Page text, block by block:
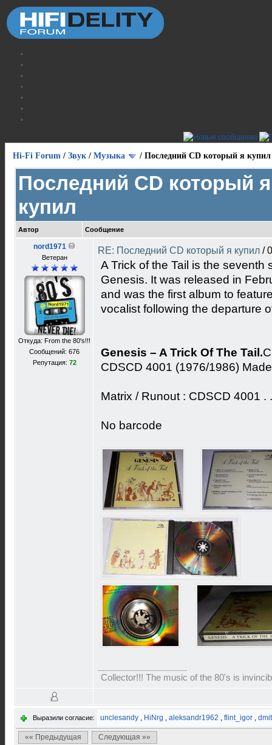
Hi-Fi Forum / Звук / Музыка / Последний CD который я купил
Последний CD который я
купил
Автор Сообщение
nord1971
Ветеран
Откуда: From the 80's!!!
Сообщений: 676
Репутация: 72
RE: Последний CD который я купил /
A Trick of the Tail is the
Genesis. It was released in
and was the first album to
vocalist following the departure
Genesis – A Trick Of The Tail.
CDSCD 4001 (1976/1986)
Matrix / Runout : CDSCD 4001
No barcode
Collector!!! The music of the 80's is
Выразили согласие: unclesandy , HiNrg , aleksandr1962 , flint_igor ,
«« Предыдущая Следующая »»